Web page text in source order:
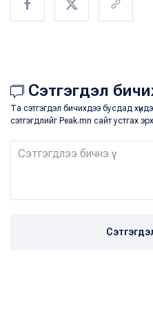
Сэтгэгдэл
Та сэтгэгдэл бичихдээ бусдад
сэтгэгдлийг Peak.mn сайт устгах